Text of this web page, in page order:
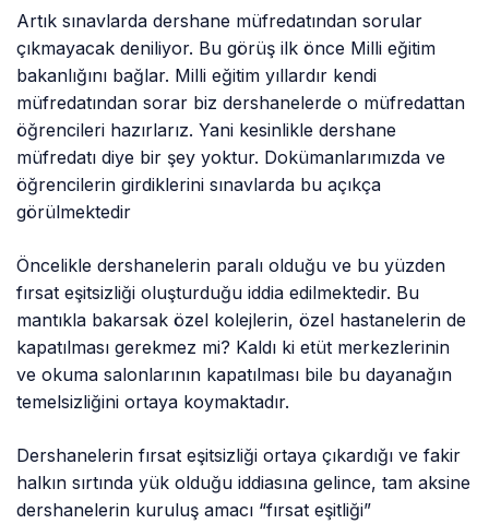
Artık sınavlarda dershane müfredatından sorular
çıkmayacak deniliyor. Bu görüş ilk önce Milli eğitim
bakanlığını bağlar. Milli eğitim yıllardır kendi
müfredatından sorar biz dershanelerde o müfredattan
öğrencileri hazırlarız. Yani kesinlikle dershane
müfredatı diye bir şey yoktur. Dokümanlarımızda ve
öğrencilerin girdiklerini sınavlarda bu açıkça
görülmektedir
Öncelikle dershanelerin paralı olduğu ve bu yüzden
fırsat eşitsizliği oluşturduğu iddia edilmektedir. Bu
mantıkla bakarsak özel kolejlerin, özel hastanelerin de
kapatılması gerekmez mi? Kaldı ki etüt merkezlerinin
ve okuma salonlarının kapatılması bile bu dayanağın
temelsizliğini ortaya koymaktadır.
Dershanelerin fırsat eşitsizliği ortaya çıkardığı ve fakir
halkın sırtında yük olduğu iddiasına gelince, tam aksine
dershanelerin kuruluş amacı “fırsat eşitliği”